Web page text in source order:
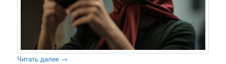
Читать далее →